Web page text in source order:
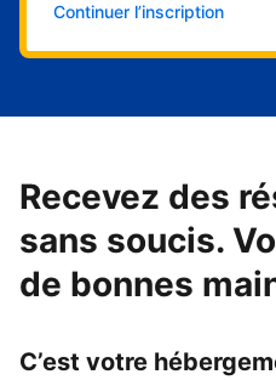
Continuer l’inscription
Recevez des
sans soucis.
de bonnes
C’est votre